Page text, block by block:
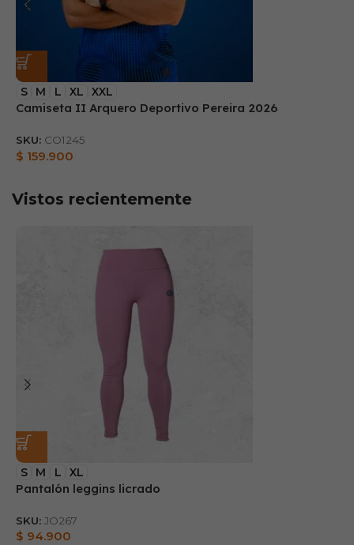
S M L XL XXL
Camiseta II Arquero Deportivo Pereira 2026
SKU: CO1245
$ 159.900
Vistos recientemente
S M L XL
Pantalón leggins licrado
SKU: JO267
$ 94.900